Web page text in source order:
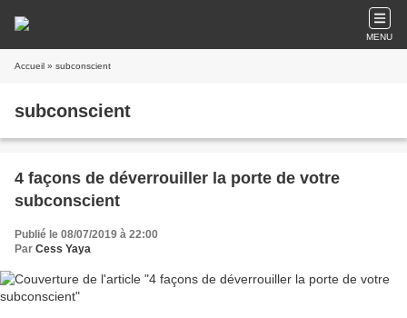
MENU
Accueil » subconscient
subconscient
4 façons de déverrouiller la porte de votre
subconscient
Publié le 08/07/2019 à 22:00
Par Cess Yaya